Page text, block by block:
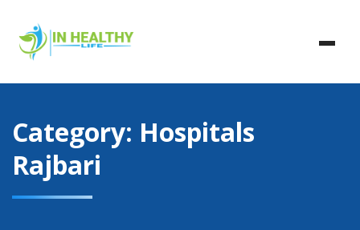
content
In Healthy Life
In Healthy Life, Healthy Life, Health Life, Doctor List,
Doctor Listing
Category: Hospitals
Rajbari